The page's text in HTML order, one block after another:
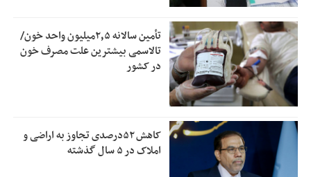
تأمین سالانه ۲٫۵میلیون واحد خون/
تالاسمی بیشترین علت مصرف‌ خون
در کشور
کاهش ۵۲درصدی تجاوز به اراضی و
املاک در ۵ سال گذشته